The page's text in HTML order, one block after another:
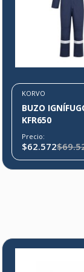
KORVO
BUZO
KFR650
Precio:
$62.572